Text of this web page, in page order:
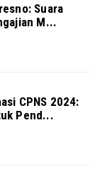
Suara
M...
CPNS 2024:
Pend...